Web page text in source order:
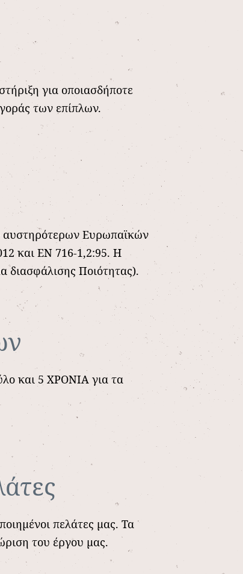
για οποιασδήποτε
των επίπλων.
αυστηρότερων Ευρωπαϊκών
και EN 716-1,2:95. Η
διασφάλισης Ποιότητας).
και 5 ΧΡΟΝΙΑ για τα
πελάτες μας. Τα
του έργου μας.